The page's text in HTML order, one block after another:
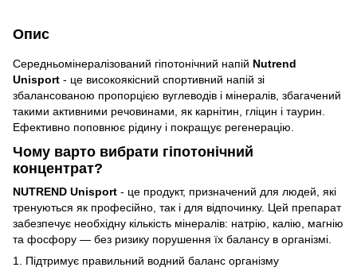
Опис
Середньомінералізований гіпотонічний напій Nutrend
Unisport - це високоякісний спортивний напій зі
збалансованою пропорцією вуглеводів і мінералів, збагачений
такими активними речовинами, як карнітин, гліцин і таурин.
Ефективно поповнює рідину і покращує регенерацію.
Чому варто вибрати гіпотонічний
концентрат?
NUTREND Unisport - це продукт, призначений для людей, які
тренуються як професійно, так і для відпочинку. Цей препарат
забезпечує необхідну кількість мінералів: натрію, калію, магнію
та фосфору — без ризику порушення їх балансу в організмі.
1. Підтримує правильний водний баланс організму